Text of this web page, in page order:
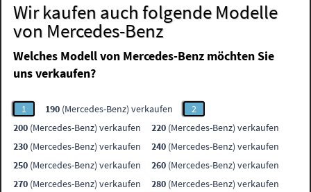
Wir kaufen auch folgende Modelle
von Mercedes-Benz
Welches Modell von Mercedes-Benz möchten Sie
uns verkaufen?
1 190 (Mercedes-Benz) verkaufen
2
200 (Mercedes-Benz) verkaufen 220 (Mercedes-Benz) verkaufen
230 (Mercedes-Benz) verkaufen 240 (Mercedes-Benz) verkaufen
250 (Mercedes-Benz) verkaufen 260 (Mercedes-Benz) verkaufen
270 (Mercedes-Benz) verkaufen 280 (Mercedes-Benz) verkaufen